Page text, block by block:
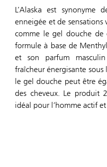
L’Alaska est synonyme
enneigée et de
comme le gel douche de
formule à base de
et son parfum
fraîcheur énergisante
le gel douche peut être
des cheveux. Le produit
idéal pour l’homme actif